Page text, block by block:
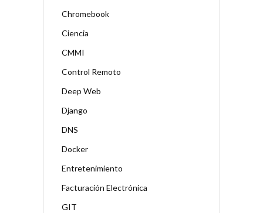
Chromebook
Ciencia
CMMI
Control Remoto
Deep Web
Django
DNS
Docker
Entretenimiento
Facturación Electrónica
GIT